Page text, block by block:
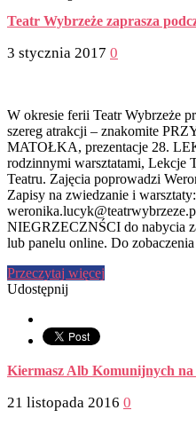
Teatr Wybrzeże zaprasza
3 stycznia 2017 0
W okresie ferii Teatr Wybrzeże
szereg atrakcji – znakomite
MATOŁKA, prezentacje 28.
rodzinnymi warsztatami, Lekcje
Teatru. Zajęcia poprowadzi
Zapisy na zwiedzanie i warsztaty:
NIEGRZECZNŚCI do nabycia
lub panelu online. Do
Przeczytaj więcej
Udostępnij
Kiermasz Alb Komunijnych na
21 listopada 2016 0